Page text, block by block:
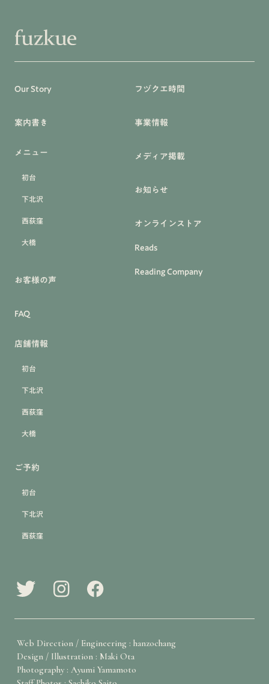
Our Story
案内書き
メニュー
初台
下北沢
西荻窪
大橋
お客様の声
FAQ
店舗情報
初台
下北沢
西荻窪
大橋
ご予約
初台
下北沢
西荻窪
フヅクエ時間
事業情報
メディア掲載
お知らせ
オンラインストア
Reads
Reading Company
Web Direction / Engineering : hanzochang
Design / Illustration : Maki Ota
Photography : Ayumi Yamamoto